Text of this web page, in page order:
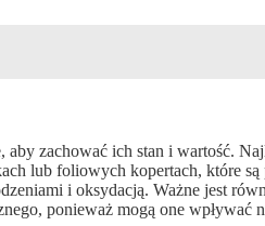
zachować ich stan i wartość.
lub foliowych kopertach, które są
i oksydacją. Ważne jest
ponieważ mogą one wpływać